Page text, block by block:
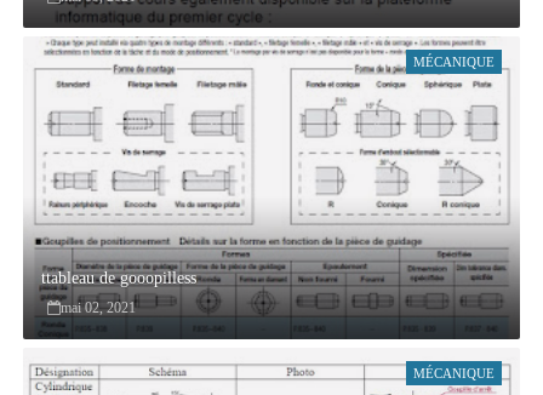
MÉCANIQUE
ttableau de gooopilless
mai 02, 2021
MÉCANIQUE